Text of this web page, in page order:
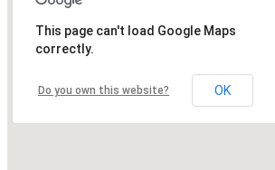
This page can't load Google Maps
correctly.
Do you own this website? OK